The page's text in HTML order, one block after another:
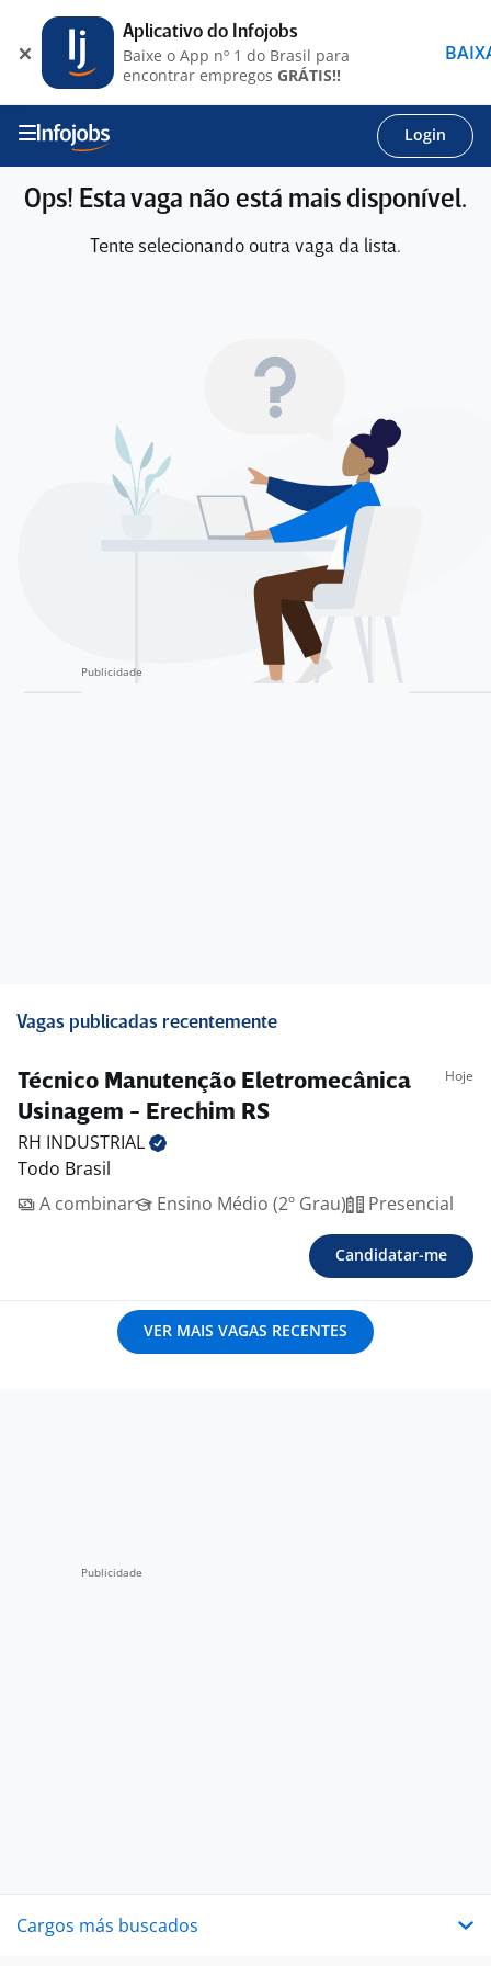
Login
Ops! Esta vaga não está mais disponível.
Tente selecionando outra vaga da lista.
Vagas publicadas recentemente
Técnico Manutenção Eletromecânica
Usinagem - Erechim RS
Hoje
RH INDUSTRIAL
Todo Brasil
A combinar
Ensino Médio (2º Grau) Presencial
Candidatar-me
VER MAIS VAGAS RECENTES
Cargos más buscados
Aplicativo do Infojobs
Baixe o App nº 1 do Brasil para
encontrar empregos GRÁTIS!!